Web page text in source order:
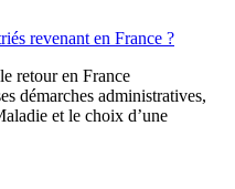
revenant en France ?
retour en France
démarches administratives,
et le choix d’une